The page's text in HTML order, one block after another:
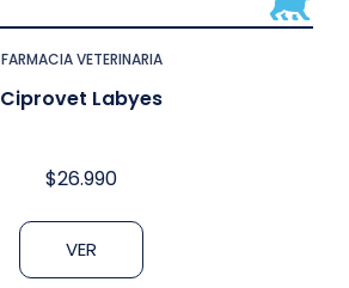
FARMACIA VETERINARIA
Ciprovet Labyes
$26.990
VER